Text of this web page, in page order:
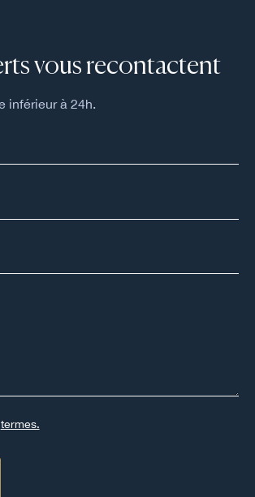
vous recontactent
inférieur à 24h.
termes.